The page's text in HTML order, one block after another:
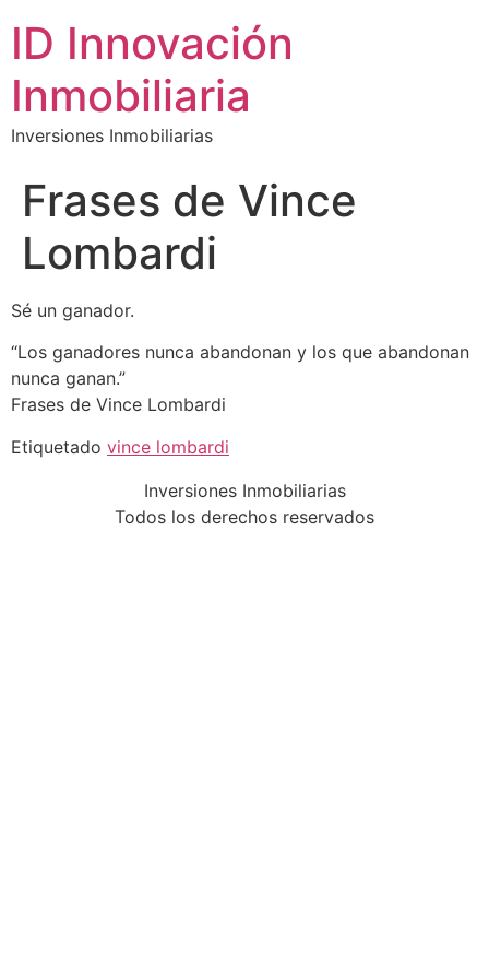
ID Innovación
Inmobiliaria
Inversiones Inmobiliarias
Frases de Vince
Lombardi
Sé un ganador.
“Los ganadores nunca abandonan y los que abandonan
nunca ganan.”
Frases de Vince Lombardi
Etiquetado vince lombardi
Inversiones Inmobiliarias
Todos los derechos reservados